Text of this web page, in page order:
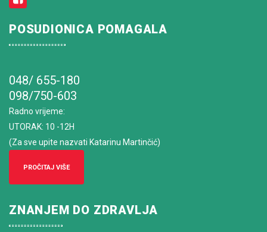
POSUDIONICA POMAGALA
048/ 655-180
098/750-603
Radno vrijeme:
UTORAK: 10 -12H
(Za sve upite nazvati Katarinu Martinčić)
PROČITAJ VIŠE
ZNANJEM DO ZDRAVLJA